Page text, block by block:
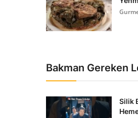
Bakman Gereken
Silik